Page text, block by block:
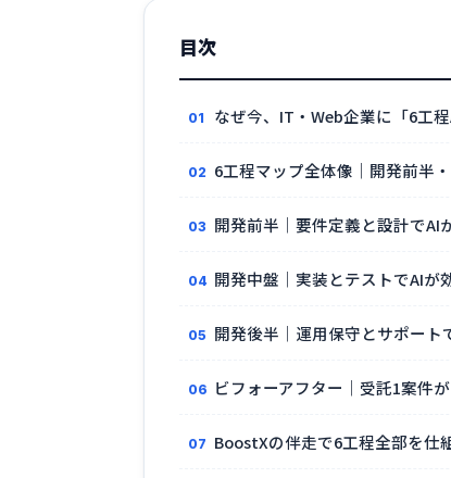
目次
なぜ今、IT・Web企業に「6工
6工程マップ全体像｜開発前半
開発前半｜要件定義と設計でAI
開発中盤｜実装とテストでAIが
開発後半｜運用保守とサポート
ビフォーアフター｜受託1案件
BoostXの伴走で6工程全部を仕